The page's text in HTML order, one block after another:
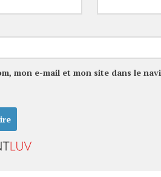
mon e-mail et mon site dans le